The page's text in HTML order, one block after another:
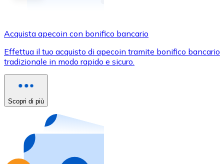
Usa le carte Visa e Mastercard per acquistare
Acquista con carta
Acquista gift card dei tuoi marchi preferiti con
Vai al negozio di carte regalo
Acquista apecoin con bonifico bancario
Effettua il tuo acquisto di apecoin tramite bonifico bancario
tradizionale in modo rapido e sicuro.
Scopri di più